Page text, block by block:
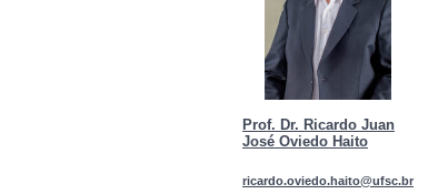
Prof. Dr. Ricardo Juan
José Oviedo Haito
ricardo.oviedo.haito@ufsc.br